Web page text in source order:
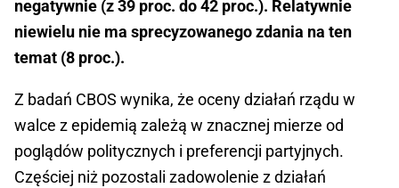
negatywnie (z 39 proc. do 42 proc.). Relatywnie
niewielu nie ma sprecyzowanego zdania na ten
temat (8 proc.).
Z badań CBOS wynika, że oceny działań rządu w
walce z epidemią zależą w znacznej mierze od
poglądów politycznych i preferencji partyjnych.
Częściej niż pozostali zadowolenie z działań